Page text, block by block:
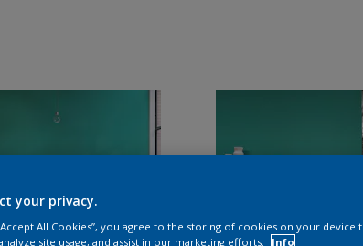
your privacy.
All Cookies”, you agree to the storing of cookies on your device
site usage, and assist in our marketing efforts.
Info